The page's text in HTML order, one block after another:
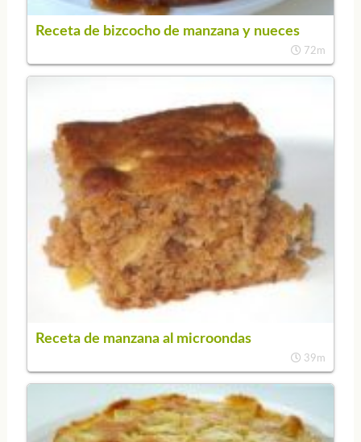
Receta de bizcocho de manzana y nueces
72m
Receta de manzana al microondas
39m